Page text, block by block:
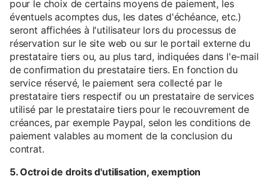
pour le choix de certains moyens de paiement, les
éventuels acomptes dus, les dates d'échéance, etc.)
seront affichées à l'utilisateur lors du processus de
réservation sur le site web ou sur le portail externe du
prestataire tiers ou, au plus tard, indiquées dans l'e-mail
de confirmation du prestataire tiers. En fonction du
service réservé, le paiement sera collecté par le
prestataire tiers respectif ou un prestataire de services
utilisé par le prestataire tiers pour le recouvrement de
créances, par exemple Paypal, selon les conditions de
paiement valables au moment de la conclusion du
contrat.
5. Octroi de droits d'utilisation, exemption